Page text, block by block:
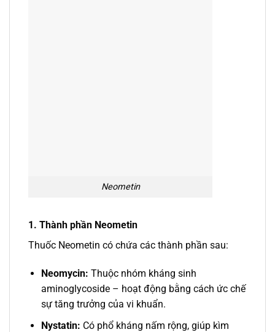
Neometin
1. Thành phần Neometin
Thuốc Neometin có chứa các thành phần sau:
Neomycin: Thuộc nhóm kháng sinh
aminoglycoside – hoạt động bằng cách ức chế
sự tăng trưởng của vi khuẩn.
Nystatin: Có phổ kháng nấm rộng, giúp kìm